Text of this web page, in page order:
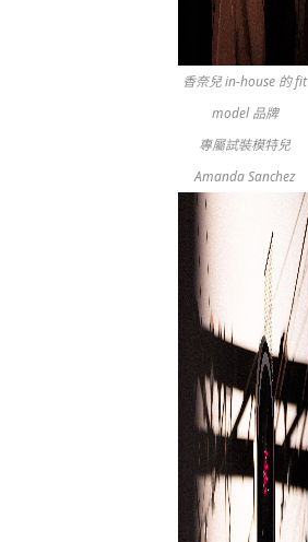
香奈兒 in-house 的 fit
model 品牌
專屬試裝模特兒
Amanda Sanchez